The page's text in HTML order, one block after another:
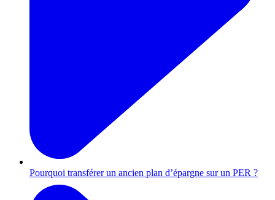
Pourquoi transférer un ancien plan d’épargne sur un PER ?